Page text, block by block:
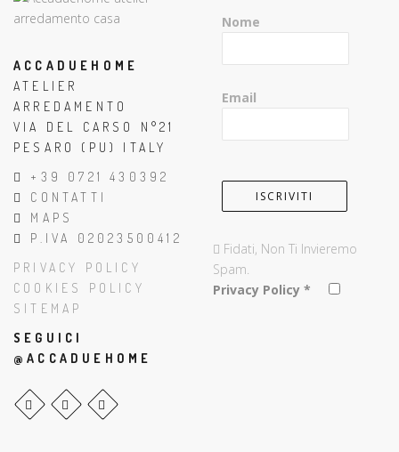
ACCADUEHOME
ATELIER
ARREDAMENTO
VIA DEL CARSO N°21
PESARO (PU) ITALY
+39 0721 430392
CONTATTI
MAPS
P.IVA 02023500412
PRIVACY POLICY
COOKIES POLICY
SITEMAP
SEGUICI
@ACCADUEHOME
Nome
Email
Fidati, Non Ti Invieremo
Spam.
Privacy Policy *